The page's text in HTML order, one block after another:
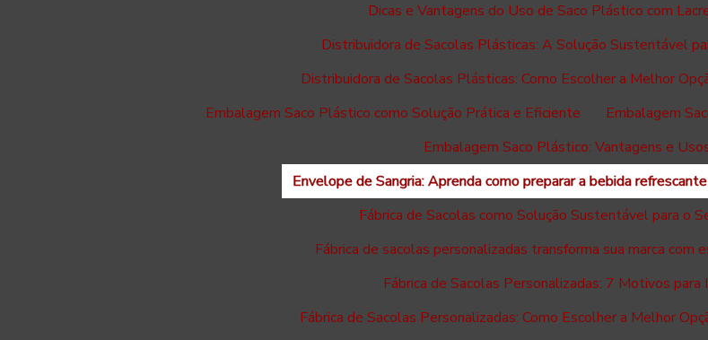
Dicas e Vantagens do Uso de Saco Plástico com
Distribuidora de Sacolas Plásticas: A Solução Sustentável
Distribuidora de Sacolas Plásticas: Como Escolher a Melhor
Embalagem Saco Plástico como Solução Prática e Eficiente
Embalagem
Embalagem Saco Plástico: Vantagens e
Envelope de Sangria: Aprenda como preparar a bebida
Fábrica de Sacolas como Solução Sustentável para o
Fábrica de sacolas personalizadas transforma sua marca com
Fábrica de Sacolas Personalizadas: 7 Motivos para
Fábrica de Sacolas Personalizadas: Como Escolher a Melhor